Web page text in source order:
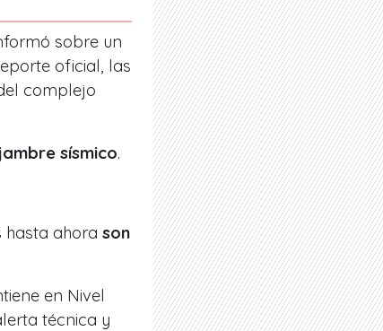
sobre un
oficial, las
complejo
sísmico.
hasta ahora son
en Nivel
técnica y